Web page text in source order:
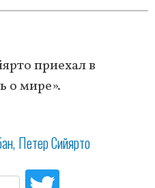
приехал в
о мире».
Петер Сийярто